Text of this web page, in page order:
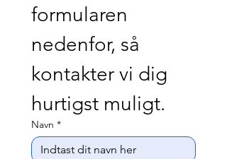
formularen
nedenfor, så
kontakter vi dig
hurtigst muligt.
Navn *